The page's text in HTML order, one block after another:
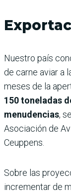
Nuestro país
de carne aviar a
meses de la
150 toneladas
menudencias,
Asociación de
Ceuppens.
Sobre las
incrementar de